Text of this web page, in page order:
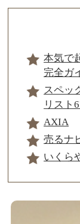
本気で
完全ガ
スペッ
リスト
AXIA
売るナ
いくら